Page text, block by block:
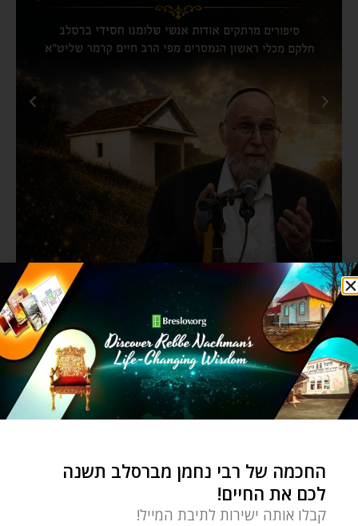
החכמה של רבי נחמן מברסלב תשנה
לכם את החיים!
קבלו אותה ישירות לתיבת המייל!